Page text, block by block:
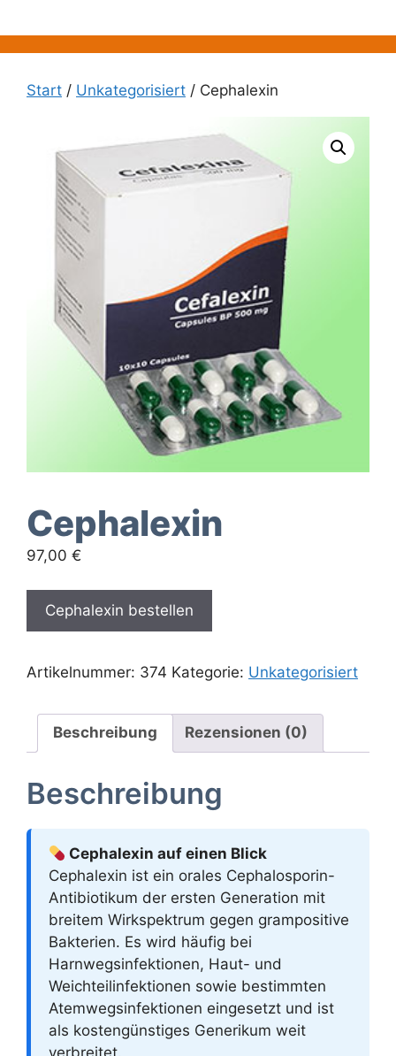
Inhalt
springen
Start / Unkategorisiert / Cephalexin
Cephalexin
97,00 €
Cephalexin bestellen
Artikelnummer: 374 Kategorie: Unkategorisiert
Beschreibung Rezensionen (0)
Beschreibung
Cephalexin auf einen Blick
Cephalexin ist ein orales Cephalosporin-
Antibiotikum der ersten Generation mit
breitem Wirkspektrum gegen grampositive
Bakterien. Es wird häufig bei
Harnwegsinfektionen, Haut- und
Weichteilinfektionen sowie bestimmten
Atemwegsinfektionen eingesetzt und ist
als kostengünstiges Generikum weit